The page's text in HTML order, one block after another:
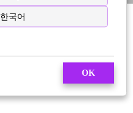
한국어
OK